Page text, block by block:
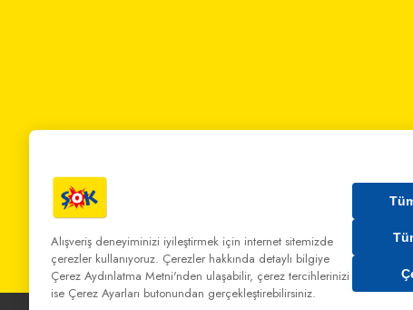
Bizi Arayın:0 850 808 00 00Bize Yazın:
Alışveriş deneyiminizi iyileştirmek için internet sitemizde
çerezler kullanıyoruz. Çerezler hakkında detaylı bilgiye
Çerez Aydınlatma Metni'nden ulaşabilir, çerez tercihlerinizi
ise Çerez Ayarları butonundan gerçekleştirebilirsiniz.